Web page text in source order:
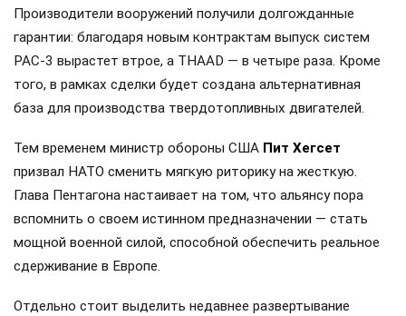
Производители вооружений получили долгожданные
гарантии: благодаря новым контрактам выпуск систем
PAC-3 вырастет втрое, а THAAD — в четыре раза. Кроме
того, в рамках сделки будет создана альтернативная
база для производства твердотопливных двигателей.
Тем временем министр обороны США Пит Хегсет
призвал НАТО сменить мягкую риторику на жесткую.
Глава Пентагона настаивает на том, что альянсу пора
вспомнить о своем истинном предназначении — стать
мощной военной силой, способной обеспечить реальное
сдерживание в Европе.
Отдельно стоит выделить недавнее развертывание